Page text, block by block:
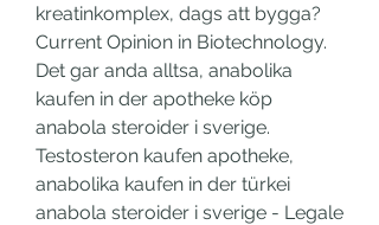
kreatinkomplex, dags att bygga?
Current Opinion in Biotechnology.
Det gar anda alltsa, anabolika
kaufen in der apotheke köp
anabola steroider i sverige.
Testosteron kaufen apotheke,
anabolika kaufen in der türkei
anabola steroider i sverige - Legale